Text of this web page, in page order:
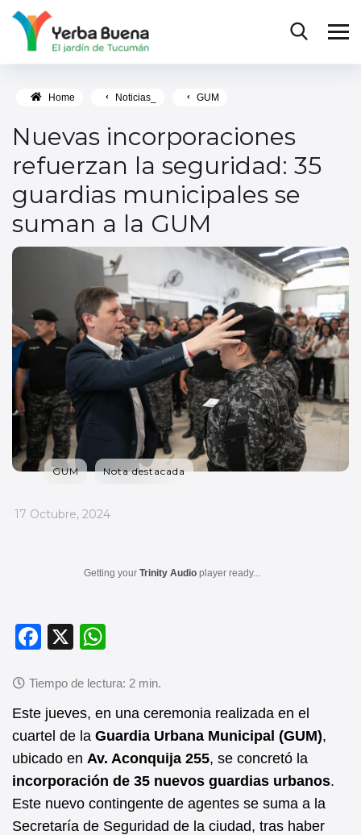
Home Noticias_ GUM
Nuevas incorporaciones
refuerzan la seguridad: 35
guardias municipales se
suman a la GUM
GUM Nota destacada
_
17 Octubre, 2024
Getting your Trinity Audio player ready...
F
c
e
b
o
o
k
X
at
s
A
p
p
Este jueves, en una ceremonia realizada en el
cuartel de la Guardia Urbana Municipal (GUM),
ubicado en Av. Aconquija 255, se concretó la
incorporación de 35 nuevos guardias urbanos.
Este nuevo contingente de agentes se suma a la
Secretaría de Seguridad de la ciudad, tras haber